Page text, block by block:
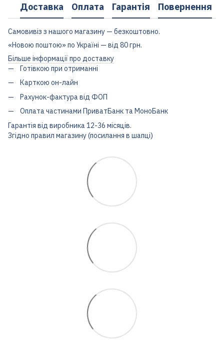
Доставка Оплата Гарантія Повернення
Самовивіз з нашого магазину — безкоштовно.
«Новою поштою» по Україні — від 80 грн.
Більше інформації про доставку
Готівкою при отриманні
Карткою он-лайн
Рахунок-фактура від ФОП
Оплата частинами ПриватБанк та МоноБанк
Гарантія від виробника 12-36 місяців.
Згідно правил магазину (посилання в шапці)